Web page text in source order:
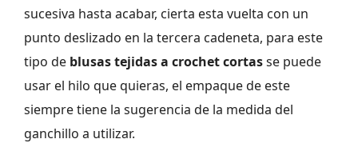
sucesiva hasta acabar, cierta esta vuelta con un
punto deslizado en la tercera cadeneta, para este
tipo de blusas tejidas a crochet cortasse puede
usar el hilo que quieras, el empaque de este
siempre tiene la sugerencia de la medida del
ganchillo a utilizar.